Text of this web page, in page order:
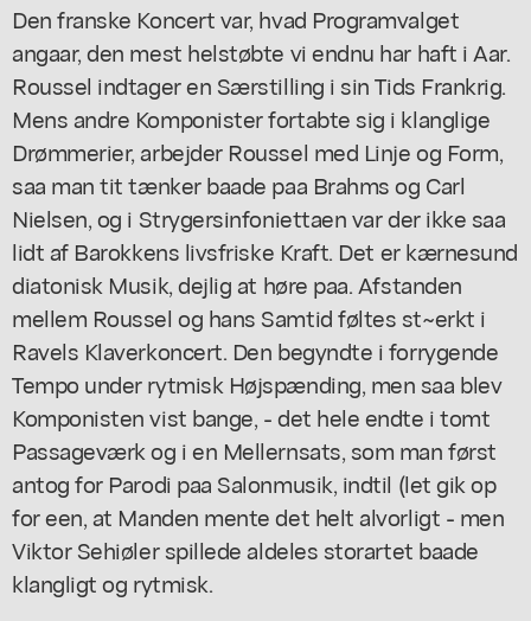
Den franske Koncert var, hvad Programvalget
angaar, den mest helstøbte vi endnu har haft i Aar.
Roussel indtager en Særstilling i sin Tids Frankrig.
Mens andre Komponister fortabte sig i klanglige
Drømmerier, arbejder Roussel med Linje og Form,
saa man tit tænker baade paa Brahms og Carl
Nielsen, og i Strygersinfoniettaen var der ikke saa
lidt af Barokkens livsfriske Kraft. Det er kærnesund
diatonisk Musik, dejlig at høre paa. Afstanden
mellem Roussel og hans Samtid føltes st~erkt i
Ravels Klaverkoncert. Den begyndte i forrygende
Tempo under rytmisk Højspænding, men saa blev
Komponisten vist bange, - det hele endte i tomt
Passageværk og i en Mellernsats, som man først
antog for Parodi paa Salonmusik, indtil (let gik op
for een, at Manden mente det helt alvorligt - men
Viktor Sehiøler spillede aldeles storartet baade
klangligt og rytmisk.